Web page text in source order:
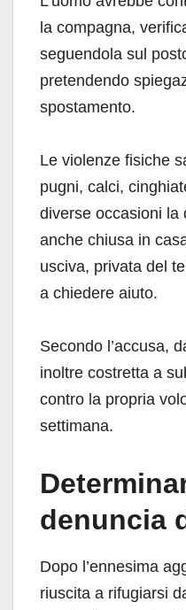
la compagna,
seguendola sul
pretendendo
spostamento.
Le violenze fisiche
pugni, calci,
diverse occasioni la
anche chiusa in
usciva, privata del
a chiedere aiuto.
Secondo l’accusa,
inoltre costretta a
contro la propria
settimana.
denuncia
Dopo l’ennesima
riuscita a rifugiarsi